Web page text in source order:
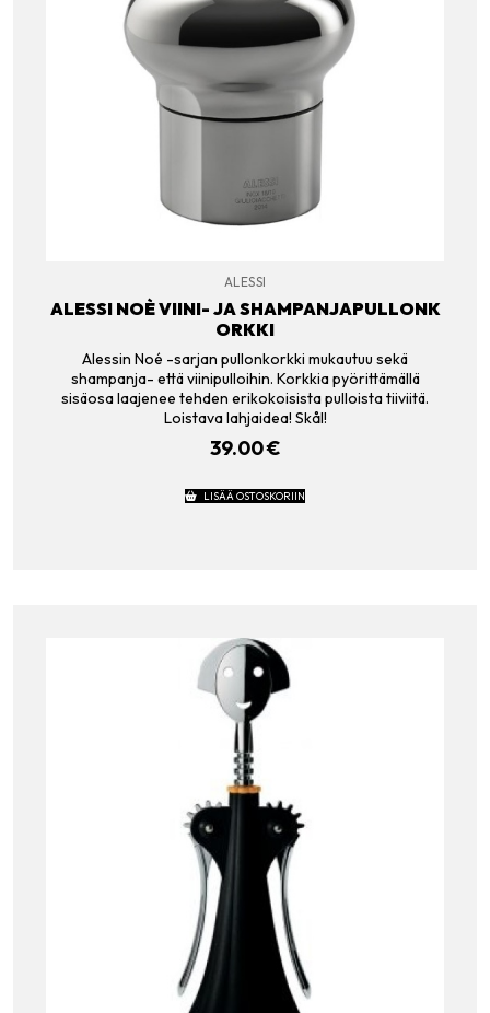
ALESSI
ALESSI NOÈ VIINI- JA SHAMPANJAPULLONK
ORKKI
Alessin Noé -sarjan pullonkorkki mukautuu sekä
shampanja- että viinipulloihin. Korkkia pyörittämällä
sisäosa laajenee tehden erikokoisista pulloista tiiviitä.
Loistava lahjaidea! Skål!
39.00€
LISÄÄ OSTOSKORIIN